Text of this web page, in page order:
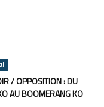
/ OPPOSITION : DU
AU BOOMERANG KO